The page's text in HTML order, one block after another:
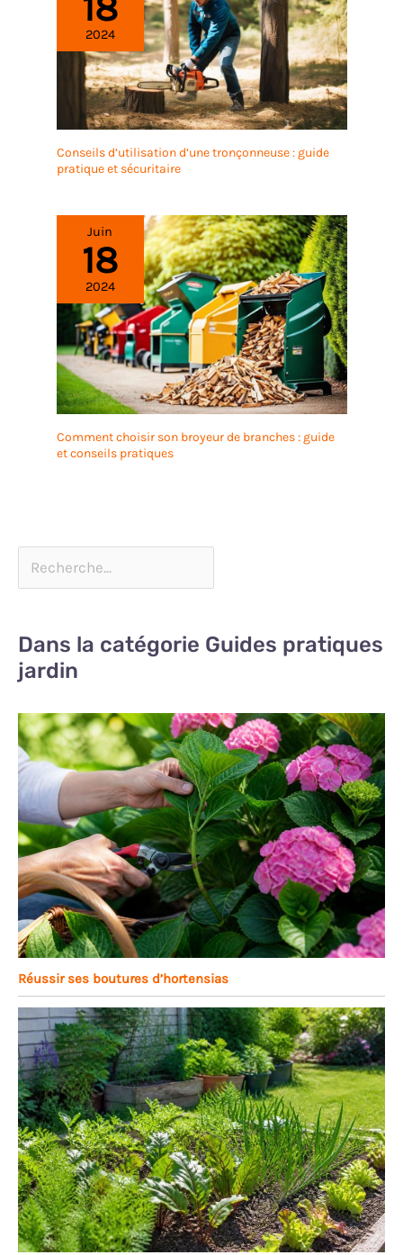
ᵒᵒᵒᵒᵒᵏ.ᐟ.ᐟ【Efficacité et
adaptabilité】: Une
caractéristique particulière
de ce pulvérisateur à
pression est le grand
réservoir de 16 litres. Il est
donc idéal pour une
utilisation sur de grandes
2024
Conseils d’utilisation d’une tronçonneuse : guide
pratique et sécuritaire
Juin
18
2024
Comment choisir son broyeur de branches : guide
et conseils pratiques
Dans la catégorie Guides pratiques
jardin
Réussir ses boutures d’hortensias